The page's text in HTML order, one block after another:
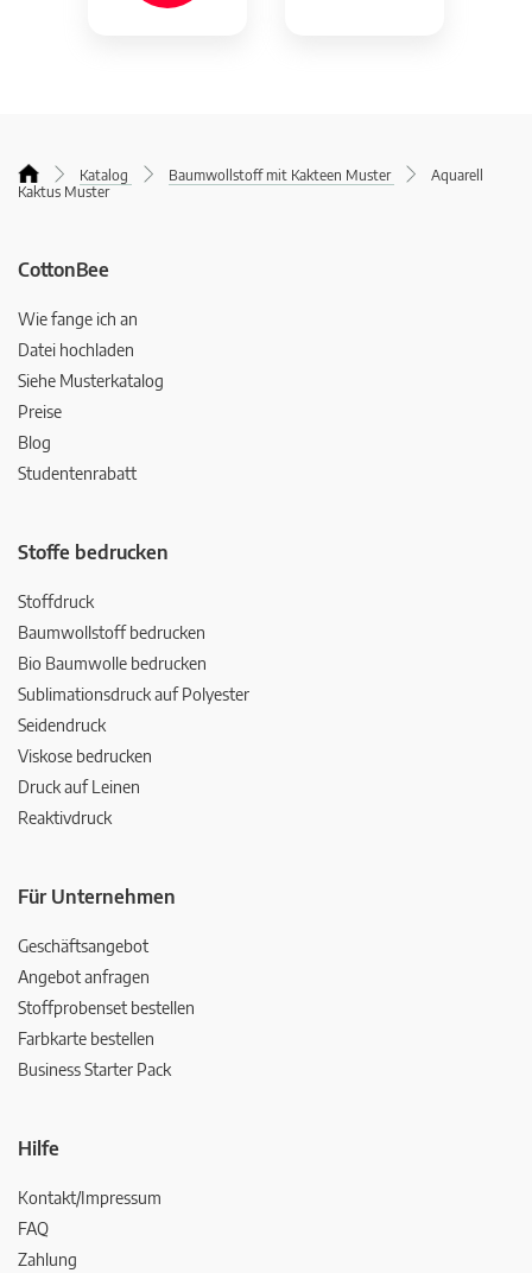
Katalog Baumwollstoff mit Kakteen Muster
Aquarell
Kaktus Muster
CottonBee
Wie fange ich an
Datei hochladen
Siehe Musterkatalog
Preise
Blog
Studentenrabatt
Stoffe bedrucken
Stoffdruck
Baumwollstoff bedrucken
Bio Baumwolle bedrucken
Sublimationsdruck auf Polyester
Seidendruck
Viskose bedrucken
Druck auf Leinen
Reaktivdruck
Für Unternehmen
Geschäftsangebot
Angebot anfragen
Stoffprobenset bestellen
Farbkarte bestellen
Business Starter Pack
Hilfe
Kontakt/Impressum
FAQ
Zahlung